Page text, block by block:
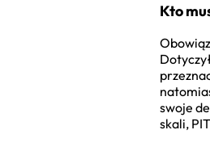
Kto
swoje
skali,